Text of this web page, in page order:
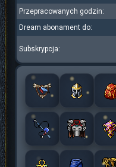
Przepracowanych godzin:
Dream abonament do:
Subskrypcja: